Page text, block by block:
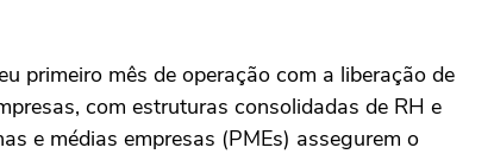
primeiro mês de operação com a liberação de
com estruturas consolidadas de RH e
e médias empresas (PMEs) assegurem o